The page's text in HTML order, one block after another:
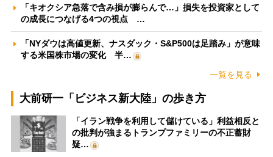
「キオクシア急落で含み損が膨らんで…」損失を投資家として
の成長につなげる4つの視点 …
「NYダウは高値更新、ナスダック・S&P500は足踏み」が意味
する米国株市場の変化 半…
一覧を見る
大前研一「ビジネス新大陸」の歩き方
「イラン戦争を利用して儲けている」利益相反と
の批判が強まるトランプファミリーの不正蓄財
疑…